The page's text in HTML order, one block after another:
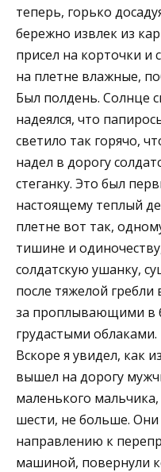
теперь, горько
бережно извлек из
присел на корточки и
на плетне влажные,
Был полдень. Солнце
надеялся, что
светило так горячо,
надел в дорогу
стеганку. Это был
настоящему теплый
плетне вот так,
тишине и
солдатскую ушанку,
после тяжелой
за проплывающими в
грудастыми облаками.
Вскоре я увидел, как
вышел на дорогу
маленького
шести, не больше. Они
направлению к
машиной, повернули